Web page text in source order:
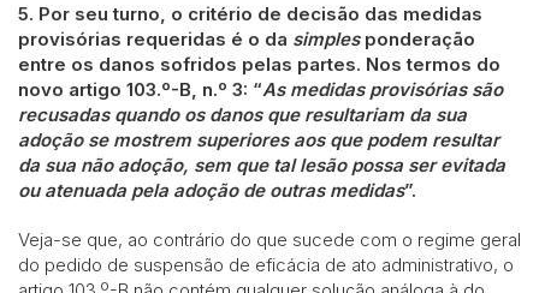
5. Por seu turno, o critério de decisão das medidas
provisórias requeridas é o da simples ponderação
entre os danos sofridos pelas partes. Nos termos do
novo artigo 103.º-B, n.º 3: “As medidas provisórias são
recusadas quando os danos que resultariam da sua
adoção se mostrem superiores aos que podem resultar
da sua não adoção, sem que tal lesão possa ser evitada
ou atenuada pela adoção de outras medidas”.
Veja-se que, ao contrário do que sucede com o regime geral
do pedido de suspensão de eficácia de ato administrativo, o